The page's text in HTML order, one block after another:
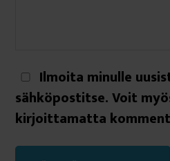
Ilmoita minulle
sähköpostitse. Voit
kirjoittamatta